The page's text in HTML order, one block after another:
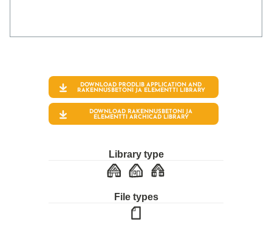
DOWNLOAD PRODLIB APPLICATION AND
RAKENNUSBETONI JA ELEMENTTI
LIBRARY
DOWNLOAD RAKENNUSBETONI JA
ELEMENTTI ARCHICAD LIBRARY
Library type
File types